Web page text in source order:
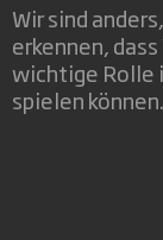
Wir sind
erkennen,
wichtige Rolle
spielen können.